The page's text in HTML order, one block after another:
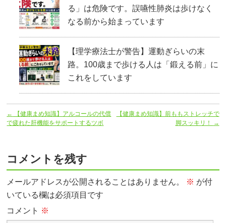
る」は危険です。誤嚥性肺炎は歩けなく
なる前から始まっています
【理学療法士が警告】運動ぎらいの末
路。100歳まで歩ける人は「鍛える前」に
これをしています
←
【健康まめ知識】アルコールの代償
で疲れた肝機能をサポートするツボ
【健康まめ知識】前ももストレッチで
脚スッキリ！
→
コメントを残す
メールアドレスが公開されることはありません。 ※ が付
いている欄は必須項目です
コメント ※